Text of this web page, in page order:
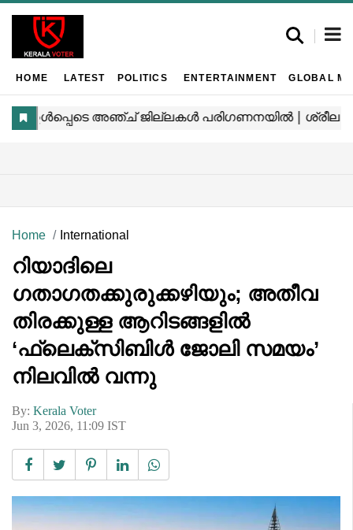
HOME LATEST POLITICS ENTERTAINMENT GLOBAL
Home International
റിയാദിലെ
ഗതാഗതക്കുരുക്കഴിയും; അതീവ
തിരക്കുള്ള ആറിടങ്ങളിൽ
‘ഫ്ലെക്സിബിൾ ജോലി സമയം’
നിലവിൽ വന്നു
By: Kerala Voter
Jun 3, 2026, 11:09 IST